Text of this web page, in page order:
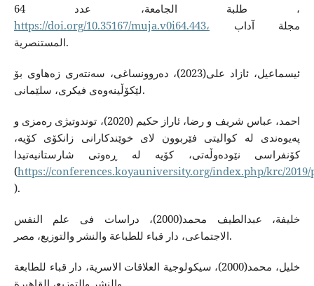
طلبة الجامعة، عدد 64 ،
https://doi.org/10.35167/muja.v0i64.443،
المستنصرية.
ئیسماعیل، ئازاد علی(2023)، ده‌روونساغی، سه‌نته‌ری زه‌هاوی بۆ
لێكۆڵینه‌وه‌ی فیكری، سلێمانی.
احمد، عباس شریف و رضا، ئاراز حكیم (2020)، توندوتیژی ره‌مزی و
په‌یوه‌ندی له‌ كوالیتی فێربوون لای خوێندكارانی زانكۆی كۆیه‌،
كۆنفراسی نێوده‌وڵه‌تی، كۆیه‌ له‌ ڕه‌وتی شارستانیه‌تیدا
(https://conferences.koyauniversity.org/index.php/krc/2019/
).
خلیفة، عبدالطیف محمد(2000)، دراسات فی علم النفس
الاجتماعی، دار قباء للطباعة والنشر والتوزیع، مصر.
خلیل، محمد(2000)، سیكولوجیة العلاقات الاسریة، دار قباء للطابعة